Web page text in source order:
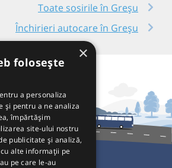
Toate sosirile în Greșu
Închirieri autocare în Greșu
×
folosește
a personaliza
și pentru a ne analiza
împărtășim
site-ului nostru
publicitate și analiză,
alte informații pe
pe care le-au